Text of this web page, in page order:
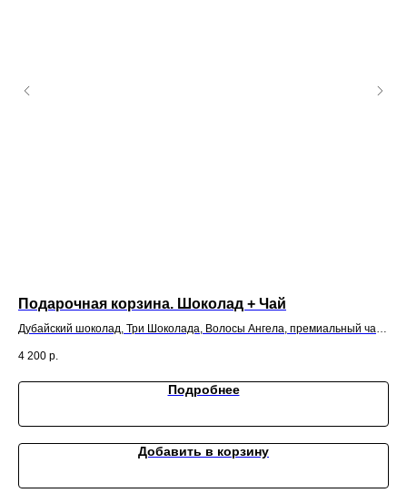
Подарочная корзина. Шоколад + Чай
Дубайский шоколад, Три Шоколада, Волосы Ангела, премиальный чай
4 200 р.
Подробнее
Добавить в корзину